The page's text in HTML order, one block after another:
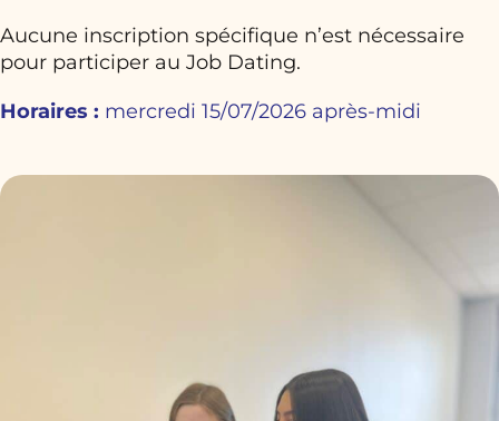
Aucune inscription spécifique n’est nécessaire
pour participer au Job Dating.
Horaires : mercredi 15/07/2026 après-midi